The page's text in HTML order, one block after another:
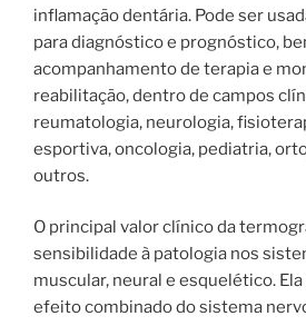
inflamação dentária. Pode ser
para diagnóstico e prognóstico,
acompanhamento de terapia e
reabilitação, dentro de campos
reumatologia, neurologia,
esportiva, oncologia, pediatria,
outros.
O principal valor clínico da
sensibilidade à patologia nos
muscular, neural e esquelético.
efeito combinado do sistema